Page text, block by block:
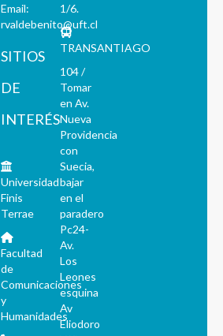
Email:
rvaldebenito@uft.cl
SITIOS
DE
INTERÉS
Universidad
Finis
Terrae
Facultad
de
Comunicaciones
y
Humanidades
1/6.
TRANSANTIAGO
104 /
Tomar
en Av.
Nueva
Providencia
con
Suecia,
bajar
en el
paradero
Pc24-
Av.
Los
Leones
esquina
Av
Eliodoro